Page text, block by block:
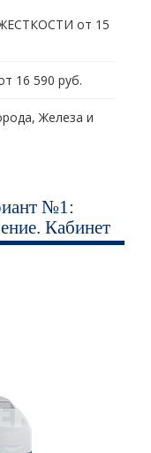
от 15
16 590 руб.
Железа и
№1:
Кабинет